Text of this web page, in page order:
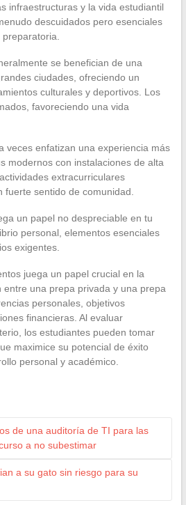
infraestructuras y la vida estudiantil
descuidados pero esenciales
se benefician de una
ciudades, ofreciendo un
culturales y deportivos. Los
favoreciendo una vida
veces enfatizan una experiencia más
modernos con instalaciones de alta
extracurriculares
fuerte sentido de comunidad.
un papel no despreciable en tu
personal, elementos esenciales
exigentes.
juega un papel crucial en la
entre una prepa privada y una prepa
personales, objetivos
financieras. Al evaluar
los estudiantes pueden tomar
maximice su potencial de éxito
personal y académico.
de una auditoría de TI para las
a no subestimar
a su gato sin riesgo para su